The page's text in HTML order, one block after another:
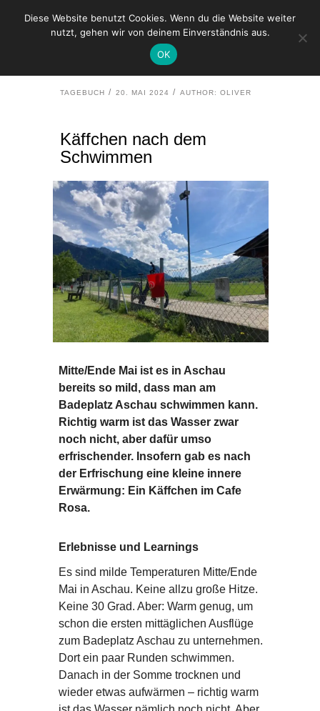
TAGEBUCH 20. MAI 2024 AUTHOR: OLIVER
Käffchen nach dem
Schwimmen
Mitte/Ende Mai ist es in Aschau
bereits so mild, dass man am
Badeplatz Aschau schwimmen kann.
Richtig warm ist das Wasser zwar
noch nicht, aber dafür umso
erfrischender. Insofern gab es nach
der Erfrischung eine kleine innere
Erwärmung: Ein Käffchen im Cafe
Rosa.
Erlebnisse und Learnings
Es sind milde Temperaturen Mitte/Ende
Mai in Aschau. Keine allzu große Hitze.
Keine 30 Grad. Aber: Warm genug, um
schon die ersten mittäglichen Ausflüge
zum Badeplatz Aschau zu unternehmen.
Dort ein paar Runden schwimmen.
Danach in der Somme trocknen und
wieder etwas aufwärmen – richtig warm
Diese Website benutzt Cookies. Wenn du die Website weiter
nutzt, gehen wir von deinem Einverständnis aus.
OK